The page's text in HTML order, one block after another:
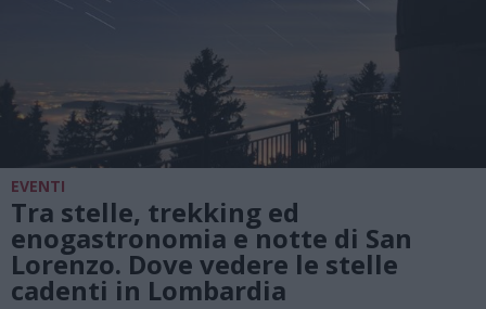
EVENTI
Tra stelle, trekking ed
enogastronomia e notte di San
Lorenzo. Dove vedere le stelle
cadenti in Lombardia